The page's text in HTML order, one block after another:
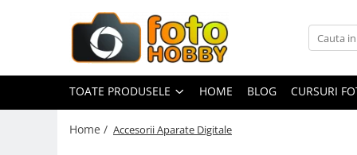
Toate Produsele
Aparate Foto
Aparate Foto Mirrorless
Aparate Foto DSLR
TOATE PRODUSELE HOME BLOG CURSURI
Home / Accesorii Aparate Digitale